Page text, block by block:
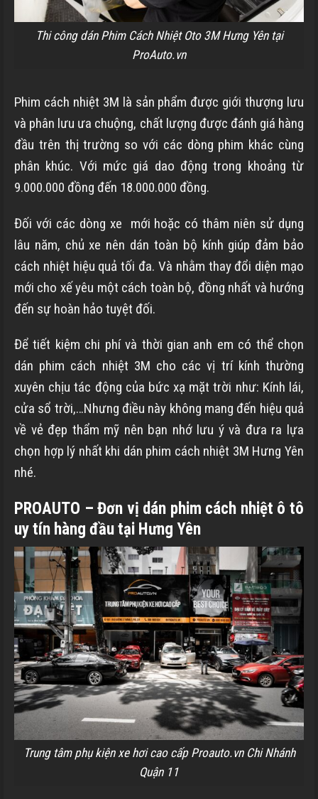
Thi công dán Phim Cách Nhiệt Oto 3M Hưng Yên tại
ProAuto.vn
Phim cách nhiệt 3M là sản phẩm được giới thượng lưu
và phân lưu ưa chuộng, chất lượng được đánh giá hàng
đầu trên thị trường so với các dòng phim khác cùng
phân khúc. Với mức giá dao động trong khoảng từ
9.000.000 đồng đến 18.000.000 đồng.
Đối với các dòng xe mới hoặc có thâm niên sử dụng
lâu năm, chủ xe nên dán toàn bộ kính giúp đảm bảo
cách nhiệt hiệu quả tối đa. Và nhằm thay đổi diện mạo
mới cho xế yêu một cách toàn bộ, đồng nhất và hướng
đến sự hoàn hảo tuyệt đối.
Để tiết kiệm chi phí và thời gian anh em có thể chọn
dán phim cách nhiệt 3M cho các vị trí kính thường
xuyên chịu tác động của bức xạ mặt trời như: Kính lái,
cửa sổ trời,…Nhưng điều này không mang đến hiệu quả
về vẻ đẹp thẩm mỹ nên bạn nhớ lưu ý và đưa ra lựa
chọn hợp lý nhất khi dán phim cách nhiệt 3M Hưng Yên
nhé.
PROAUTO – Đơn vị dán phim cách nhiệt ô tô
uy tín hàng đầu tại Hưng Yên
Trung tâm phụ kiện xe hơi cao cấp Proauto.vn Chi Nhánh
Quận 11